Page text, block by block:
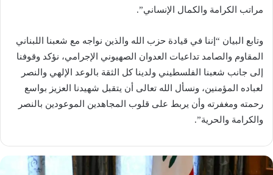
مراتب الكرامة ‏والكمال الإنساني”.‏
وتابع البيان “إننا في قيادة حزب الله والذين نواجه مع شعبنا اللبناني
المقاوم والصامد تداعيات ‏العدوان الصهيوني الإجرامي، نؤكد ‏وقوفنا
إلى جانب شعبنا الفلسطيني ولدينا كل ‏الثقة بالوعد الإلهي والنصر
لعباده المؤمنين، ونسأل الله تعالى أن يتقبل ‏شهيدنا ‏العزيز بواسع
رحمته ومغفرته وأن يربط على قلوب المجاهدين الموعودين بالنصر
‏والكرامة والحرية”. ‏